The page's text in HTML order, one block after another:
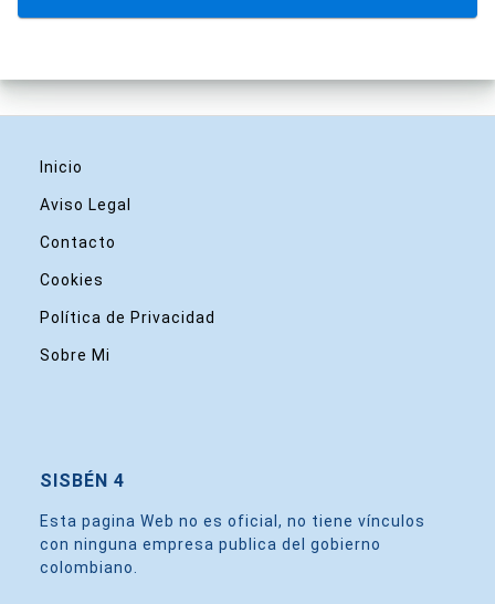
Inicio
Aviso Legal
Contacto
Cookies
Política de Privacidad
Sobre Mi
SISBÉN 4
Esta pagina Web no es oficial, no tiene vínculos
con ninguna empresa publica del gobierno
colombiano.